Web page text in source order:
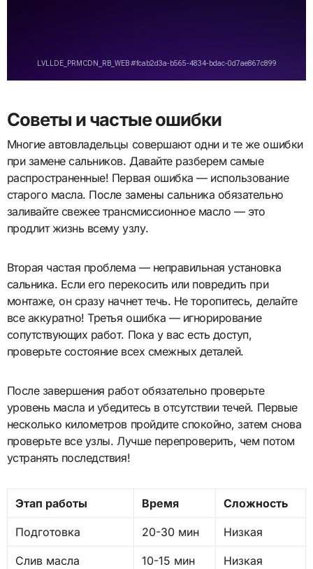
Советы и частые ошибки
Многие автовладельцы совершают одни и те же ошибки
при замене сальников. Давайте разберем самые
распространенные! Первая ошибка — использование
старого масла. После замены сальника обязательно
заливайте свежее трансмиссионное масло — это
продлит жизнь всему узлу.
Вторая частая проблема — неправильная установка
сальника. Если его перекосить или повредить при
монтаже, он сразу начнет течь. Не торопитесь, делайте
все аккуратно! Третья ошибка — игнорирование
сопутствующих работ. Пока у вас есть доступ,
проверьте состояние всех смежных деталей.
После завершения работ обязательно проверьте
уровень масла и убедитесь в отсутствии течей. Первые
несколько километров пройдите спокойно, затем снова
проверьте все узлы. Лучше перепроверить, чем потом
устранять последствия!
Этап работы Время Сложность
Подготовка 20-30 мин Низкая
Слив масла 10-15 мин Низкая